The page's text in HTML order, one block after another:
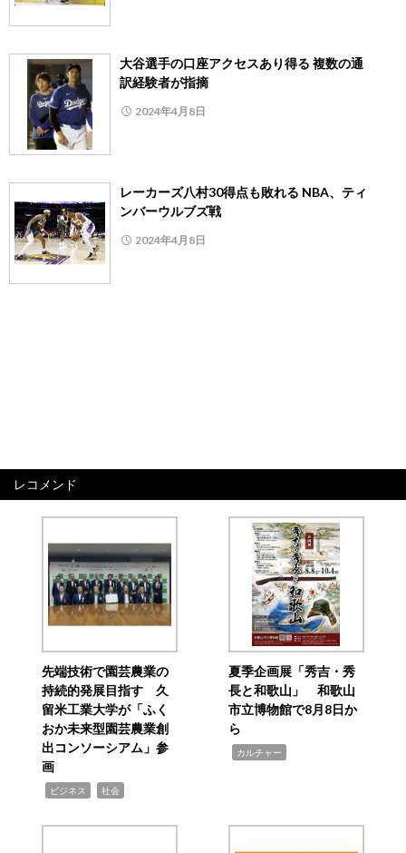
大谷選手の口座アクセスあり得る 複数の通
訳経験者が指摘
2024年4月8日
レーカーズ八村30得点も敗れる NBA、ティ
ンバーウルブズ戦
2024年4月8日
レコメンド
先端技術で園芸農業の
持続的発展目指す 久
留米工業大学が「ふく
おか未来型園芸農業創
出コンソーシアム」参
画
ビジネス 社会
夏季企画展「秀吉・秀
長と和歌山」 和歌山
市立博物館で8月8日か
ら
カルチャー